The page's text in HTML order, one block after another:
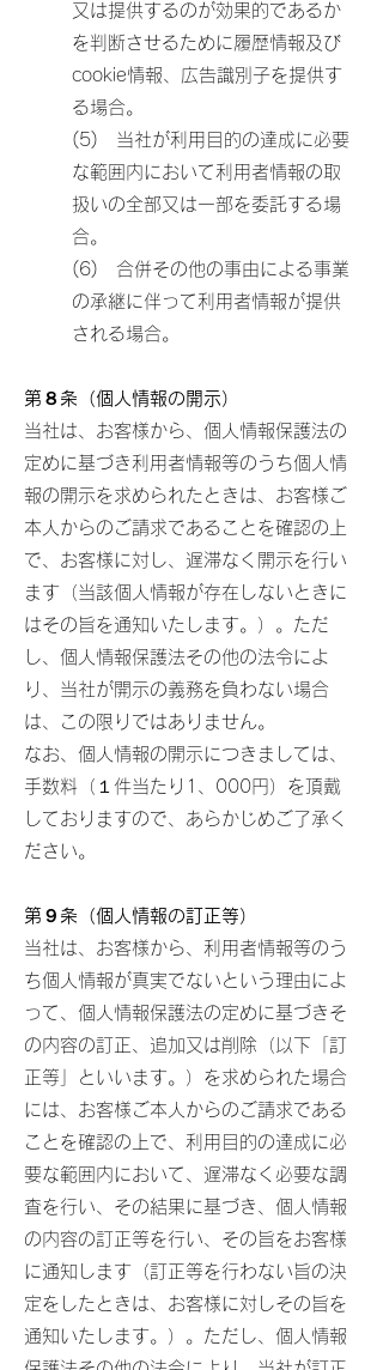
又は提供するのが効果的であるか
を判断させるために履歴情報及び
cookie情報、広告識別子を提供す
る場合。
(5) 当社が利用目的の達成に必要
な範囲内において利用者情報の取
扱いの全部又は一部を委託する場
合。
(6) 合併その他の事由による事業
の承継に伴って利用者情報が提供
される場合。
第８条（個人情報の開示）
当社は、お客様から、個人情報保護法の
定めに基づき利用者情報等のうち個人情
報の開示を求められたときは、お客様ご
本人からのご請求であることを確認の上
で、お客様に対し、遅滞なく開示を行い
ます（当該個人情報が存在しないときに
はその旨を通知いたします。）。ただ
し、個人情報保護法その他の法令によ
り、当社が開示の義務を負わない場合
は、この限りではありません。
なお、個人情報の開示につきましては、
手数料（１件当たり1、000円）を頂戴
しておりますので、あらかじめご了承く
ださい。
第９条（個人情報の訂正等）
当社は、お客様から、利用者情報等のう
ち個人情報が真実でないという理由によ
って、個人情報保護法の定めに基づきそ
の内容の訂正、追加又は削除（以下「訂
正等」といいます。）を求められた場合
には、お客様ご本人からのご請求である
ことを確認の上で、利用目的の達成に必
要な範囲内において、遅滞なく必要な調
査を行い、その結果に基づき、個人情報
の内容の訂正等を行い、その旨をお客様
に通知します（訂正等を行わない旨の決
定をしたときは、お客様に対しその旨を
通知いたします。）。ただし、個人情報